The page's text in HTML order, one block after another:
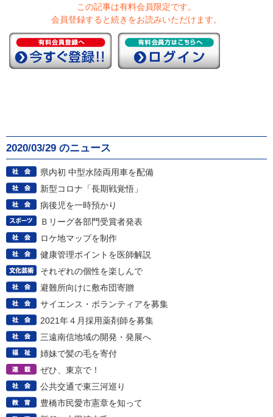
この記事は有料会員限定です。
会員登録すると続きをお読みいただけます。
2020/03/29 のニュース
県内初 中型水陸両用車を配備
新型コロナ「長期戦覚悟」
病後児を一時預かり
Ｂリーグ各部門受賞者発表
ロケ地マップを制作
健康管理ポイントを医師解説
それぞれの個性を楽しんで
避難所向けに敷布団寄贈
サイエンス・ボランティアを募集
2021年４月採用薬剤師を募集
三遠南信地域の開発・発展へ
姉妹で髪の毛を寄付
ぜひ、東京で！
公共交通で東三河巡り
豊橋市民愛市憲章を知って